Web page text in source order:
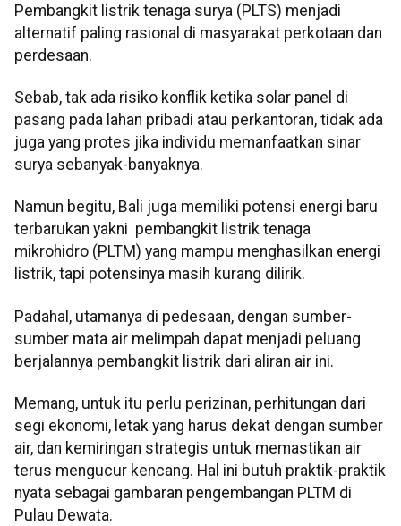
Pembangkit listrik tenaga surya (PLTS) menjadi
alternatif paling rasional di masyarakat perkotaan dan
perdesaan.
Sebab, tak ada risiko konflik ketika solar panel di
pasang pada lahan pribadi atau perkantoran, tidak ada
juga yang protes jika individu memanfaatkan sinar
surya sebanyak-banyaknya.
Namun begitu, Bali juga memiliki potensi energi baru
terbarukan yakni pembangkit listrik tenaga
mikrohidro (PLTM) yang mampu menghasilkan energi
listrik, tapi potensinya masih kurang dilirik.
Padahal, utamanya di pedesaan, dengan sumber-
sumber mata air melimpah dapat menjadi peluang
berjalannya pembangkit listrik dari aliran air ini.
Memang, untuk itu perlu perizinan, perhitungan dari
segi ekonomi, letak yang harus dekat dengan sumber
air, dan kemiringan strategis untuk memastikan air
terus mengucur kencang. Hal ini butuh praktik-praktik
nyata sebagai gambaran pengembangan PLTM di
Pulau Dewata.